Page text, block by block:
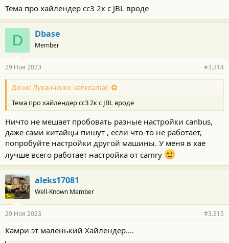
с
т
и
:
Тема про хайлендер сс3 2к с JBL вроде
D Dbase
Member
29 Ноя 2023 #3.314
Денис Луканченко написал(а):
Тема про хайлендер сс3 2к с JBL вроде
Ничто не мешает пробовать разные настройки canbus,
даже сами китайцы пишут , если что-то не работает,
попробуйте настройки другой машины. У меня в хае
лучше всего работает настройка от camry
aleks17081
Well-Known Member
29 Ноя 2023 #3.315
Камри эт маленький Хайлендер....